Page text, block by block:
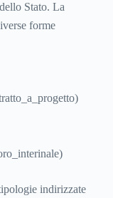
Stato. La
forme
)
)
indirizzate